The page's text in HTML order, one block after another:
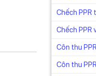
Chếch PPR
Chếch PPR
Côn thu
Côn thu